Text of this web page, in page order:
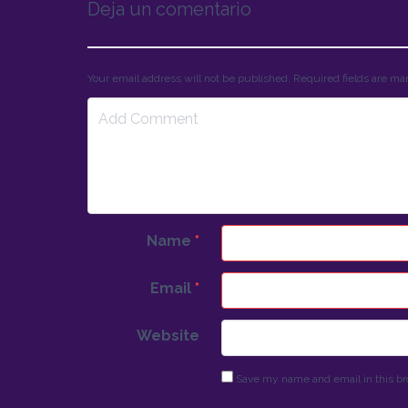
Deja un comentario
Your email address will not be published. Required fields are
Name *
Email *
Website
Save my name and email in this